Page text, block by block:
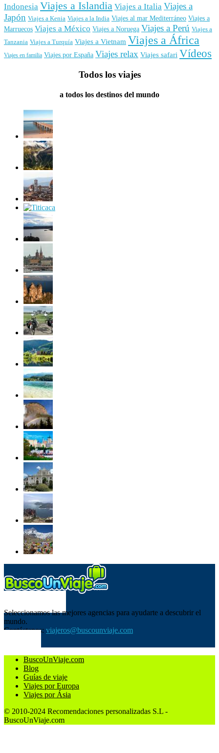
Indonesia Viajes a Islandia Viajes a Italia Viajes a
Japón Viajes a Kenia Viajes a la India Viajes al mar Mediterráneo Viajes a
Marruecos Viajes a México Viajes a Noruega Viajes a Perú Viajes a
Tanzania Viajes a Turquía Viajes a Vietnam Viajes a África
Viajes en familia Viajes por España Viajes relax Viajes safari Vídeos
Todos los viajes
a todos los destinos del mundo
Seleccionamos las mejores agencias para ayudarte a descubrir el
mundo.
Contáctanos: viajeros@buscounviaje.com
BuscoUnViaje.com
Blog
Guías de viaje
Viajes por Europa
Viajes por Ásia
© 2010-2024 Recomendaciones personalizadas S.L -
BuscoUnViaje.com